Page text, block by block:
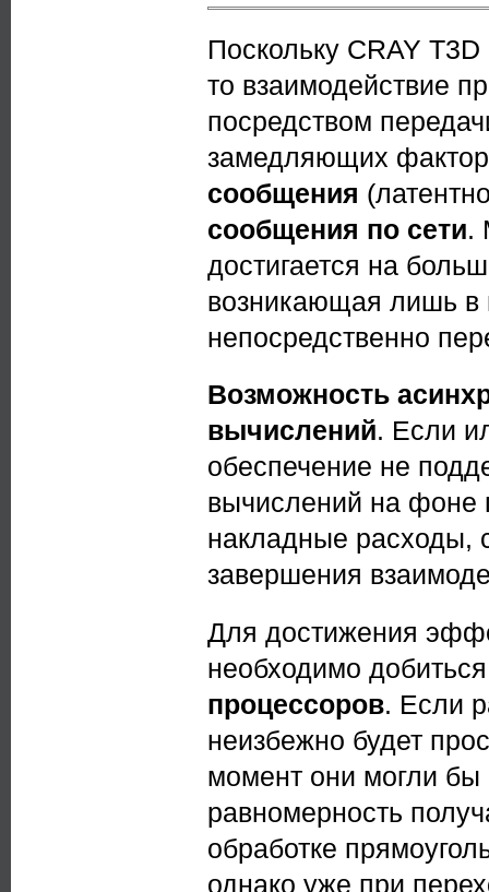
Поскольку CRAY
то взаимодействие
посредством
замедляющих
сообщения
сообщения по сети.
достигается на
возникающая лишь в
непосредственно
Возможность
вычислений. Если
обеспечение не
вычислений на фоне
накладные расходы,
завершения
Для достижения
необходимо
процессоров. Если
неизбежно будет
момент они могли бы
равномерность
обработке
однако уже при